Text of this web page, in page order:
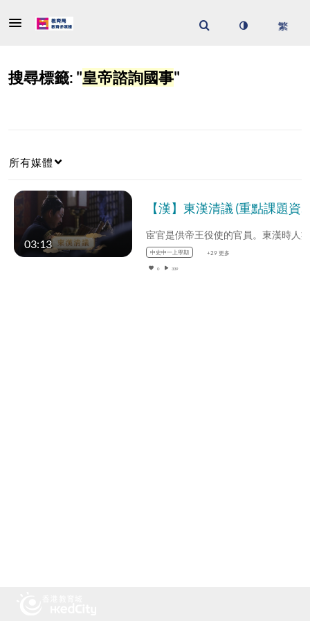
搜尋標籤: "皇帝諮詢國事"
所有媒體
03:13
中史中一上學期 +29 更多
0 339